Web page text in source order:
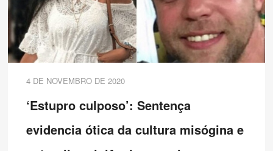
4 DE NOVEMBRO DE 2020
‘Estupro culposo’: Sentença
evidencia ótica da cultura misógina e